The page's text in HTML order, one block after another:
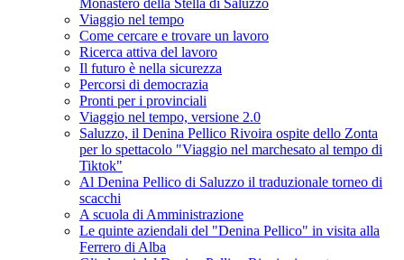
Monastero della Stella di Saluzzo
Viaggio nel tempo
Come cercare e trovare un lavoro
Ricerca attiva del lavoro
Il futuro è nella sicurezza
Percorsi di democrazia
Pronti per i provinciali
Viaggio nel tempo, versione 2.0
Saluzzo, il Denina Pellico Rivoira ospite dello Zonta
per lo spettacolo "Viaggio nel marchesato al tempo di
Tiktok"
Al Denina Pellico di Saluzzo il traduzionale torneo di
scacchi
A scuola di Amministrazione
Le quinte aziendali del "Denina Pellico" in visita alla
Ferrero di Alba